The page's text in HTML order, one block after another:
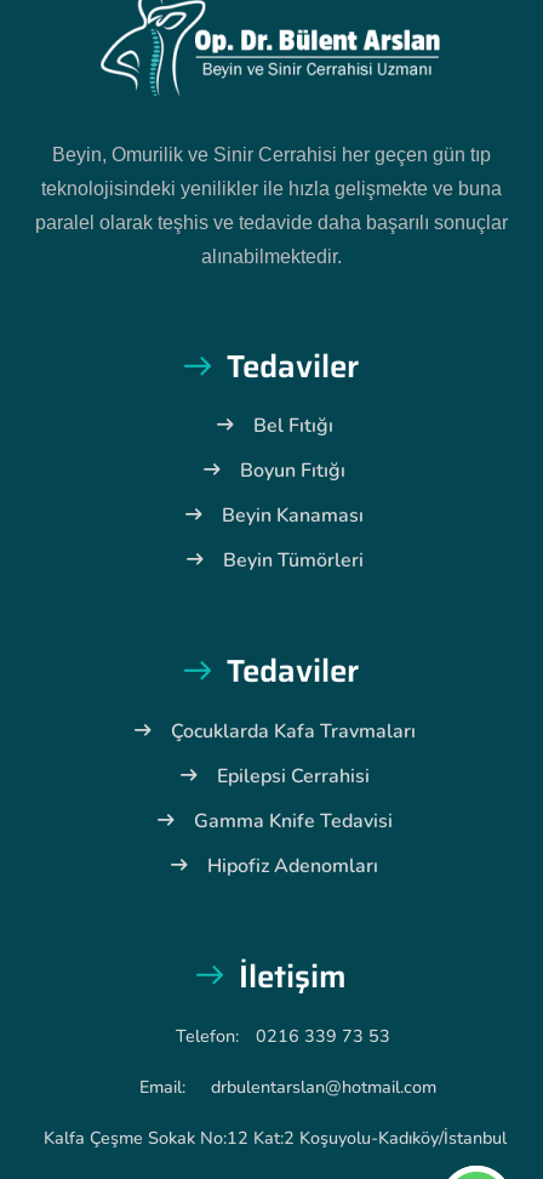
Beyin, Omurilik ve Sinir Cerrahisi her geçen gün tıp
teknolojisindeki yenilikler ile hızla gelişmekte ve buna
paralel olarak teşhis ve tedavide daha başarılı sonuçlar
alınabilmektedir.
Tedaviler
Bel Fıtığı
Boyun Fıtığı
Beyin Kanaması
Beyin Tümörleri
Tedaviler
Çocuklarda Kafa Travmaları
Epilepsi Cerrahisi
Gamma Knife Tedavisi
Hipofiz Adenomları
İletişim
Telefon: 0216 339 73 53
Email: drbulentarslan@hotmail.com
Kalfa Çeşme Sokak No:12 Kat:2 Koşuyolu-Kadıköy/İstanbul